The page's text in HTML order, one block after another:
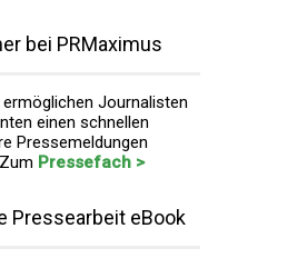
bei PRMaximus
Journalisten
einen schnellen
Pressemeldungen
Pressefach >
Pressearbeit eBook